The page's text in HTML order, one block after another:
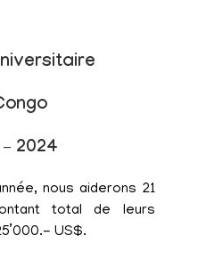
2024
nous aiderons 21
total de leurs
US$.